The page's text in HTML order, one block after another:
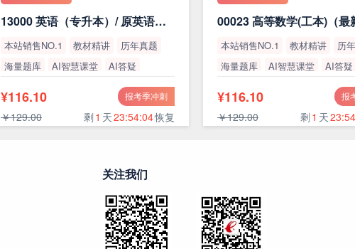
13000 英语（专升本）/ 原英语（二）
本站销售NO.1 教材精讲
历年真题
海量题库
AI智慧课堂
AI答疑
报考季冲刺
¥116.10
￥129.00 剩1 天23:54:03恢复
00023 高等数学(工本)（最
本站销售NO.1 教材精讲
历
海量题库
AI智慧课堂
AI答疑
报
¥116.10
￥129.00 剩1 天
关注我们